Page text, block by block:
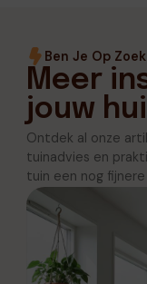
Ben Je Op
Meer
jouw
Ontdek al onze
tuinadvies en
tuin een nog